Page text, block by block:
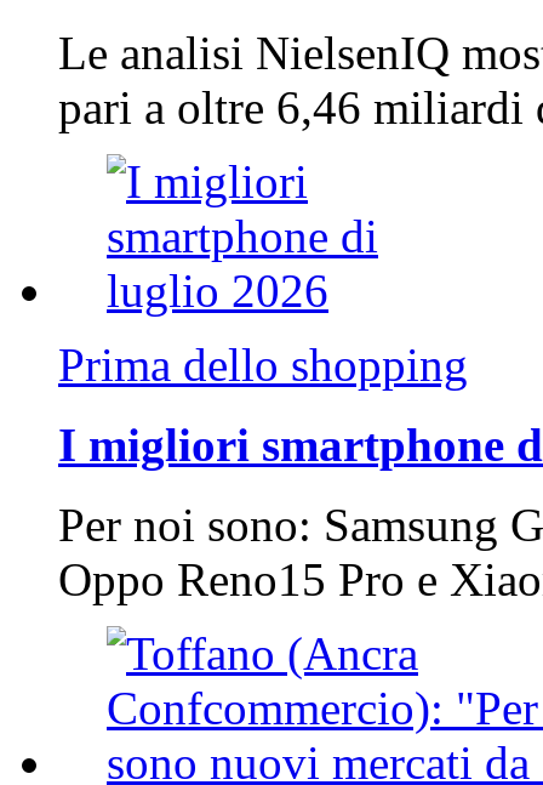
Le analisi NielsenIQ
pari a oltre 6,46
Prima dello shopping
I migliori smartphone
Per noi sono: Samsung
Oppo Reno15 Pro e